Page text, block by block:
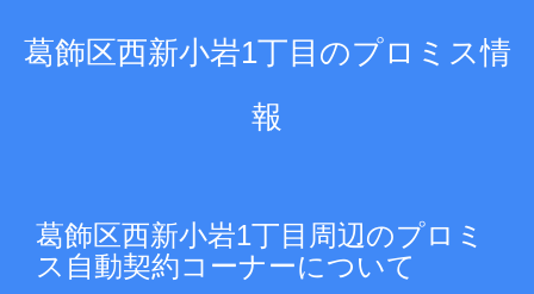
葛飾区西新小岩1丁目のプロミス情
報
葛飾区西新小岩1丁目周辺のプロミ
ス自動契約コーナーについて